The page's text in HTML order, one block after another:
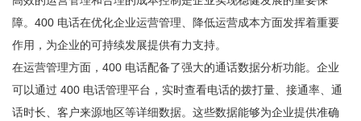
障。400 电话在优化企业运营管理、降低运营成本方面发挥着重要
作用，为企业的可持续发展提供有力支持。
在运营管理方面，400 电话配备了强大的通话数据分析功能。企业
可以通过 400 电话管理平台，实时查看电话的拨打量、接通率、通
话时长、客户来源地区等详细数据。这些数据能够为企业提供准确